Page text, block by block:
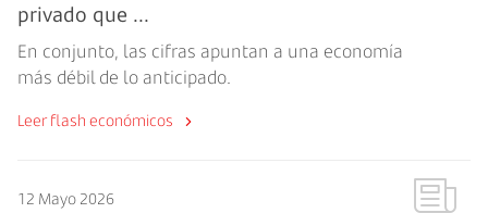
privado que ...
En conjunto, las cifras apuntan a una economía
más débil de lo anticipado.
Leer flash económicos
12 Mayo 2026